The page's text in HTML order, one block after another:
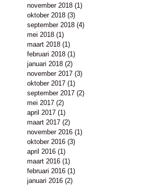
november 2018 (1)
oktober 2018 (3)
september 2018 (4)
mei 2018 (1)
maart 2018 (1)
februari 2018 (1)
januari 2018 (2)
november 2017 (3)
oktober 2017 (1)
september 2017 (2)
mei 2017 (2)
april 2017 (1)
maart 2017 (2)
november 2016 (1)
oktober 2016 (3)
april 2016 (1)
maart 2016 (1)
februari 2016 (1)
januari 2016 (2)